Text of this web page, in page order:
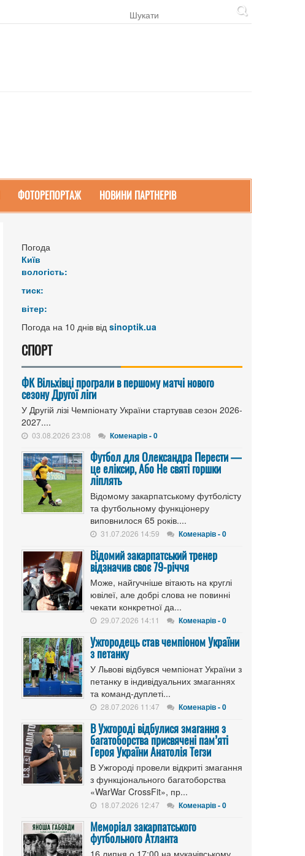
ФОТОРЕПОРТАЖ НОВИНИ ПАРТНЕРІВ
Погода
Київ
вологість:
тиск:
вітер:
Погода на 10 днів від sinoptik.ua
СПОРТ
ФК Вільхівці програли в першому матчі нового
сезону Другої ліги
У Другій лізі Чемпіонату України стартував сезон 2026-
2027....
03.08.2026 23:08 Коменарів - 0
Футбол для Олександра Перести —
це еліксир, Або Не святі горшки
ліплять
Відомому закарпатському футболісту
та футбольному функціонеру
виповнилося 65 років....
31.07.2026 14:59 Коменарів - 0
Відомий закарпатський тренер
відзначив своє 79-річчя
Може, найгучніше вітають на круглі
ювілеї, але добрі слова не повинні
чекати конкретної да...
29.07.2026 14:11 Коменарів - 0
Ужгородець став чемпіоном України
з петанку
У Львові відбувся чемпіонат України з
петанку в індивідуальних змаганнях
та команд-дуплеті...
28.07.2026 11:47 Коменарів - 0
В Ужгороді відбулися змагання з
багатоборства присвячені пам’яті
Героя України Анатолія Тегзи
В Ужгороді провели відкриті змагання
з функціонального багатоборства
«WarWar CrossFit», пр...
18.07.2026 12:47 Коменарів - 0
Меморіал закарпатського
футбольного Атланта
16 липня о 17:00 на мукачівському